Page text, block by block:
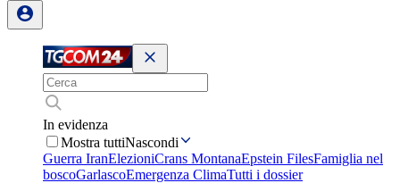
In evidenza
Mostra tuttiNascondi
Guerra IranElezioniCrans MontanaEpstein FilesFamiglia nel
boscoGarlascoEmergenza ClimaTutti i dossier